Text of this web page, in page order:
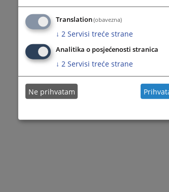
Translation(obavezna)
↓ 2 Servisi treće strane
Analitika o posjećenosti stranica
↓ 2 Servisi treće strane
Ne prihvatam